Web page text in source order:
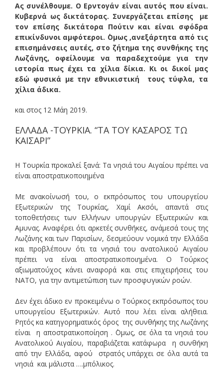
Ας συνέλθουμε. Ο Ερντογάν είναι αυτός που είναι.
Κυβερνά ως δικτάτορας. Συνεργάζεται επίσης με
τον επίσης δικτάτορα Πούτιν και είναι σφόδρα
επικίνδυνοι αμφότεροι. ΄Ομως ,ανεξάρτητα από τις
επισημάνσεις αυτές, στο ζήτημα της συνθήκης της
Λωζάνης, οφείλουμε να παραδεχτούμε για την
ιστορία πως έχει τα χίλια δίκια. Κι οι δικοί μας
εδώ φυσικά με την εθνικιστική τους τύφλα, τα
χίλια άδικα.
και στος 12 Μάη 2019.
ΕΛΛΑΔΑ -ΤΟΥΡΚΙΑ. “ΤΑ ΤΟΥ ΚΑΣΑΡΟΣ ΤΩ
ΚΑΙΣΑΡΙ”
Η Τουρκία προκαλεί ξανά: Τα νησιά του Αιγαίου πρέπει να
είναι αποστρατικοποιημένα
Με ανακοίνωσή του, ο εκπρόσωπος του υπουργείου
Εξωτερικών της Τουρκίας, Χαμί Ακσόι, απαντά στις
τοποθετήσεις των Ελλήνων υπουργών Εξωτερικών και
Αμυνας. Αναφέρει ότι αρκετές συνθήκες, ανάμεσά τους της
Λωζάνης και των Παρισίων, δεσμεύουν νομικά την Ελλάδα
και προβλέπουν ότι τα νησιά του ανατολικού Αιγαίου
πρέπει να είναι αποστρατικοποιημένα. Ο Τούρκος
αξιωματούχος κάνει αναφορά και στις επιχειρήσεις του
ΝΑΤΟ, για την αντιμετώπιση των προσφυγικών ροών.
Δεν έχει άδικο εν προκειμένω ο Τούρκος εκπρόσωπος του
υπουργείου Εξωτερικών. Αυτό που λέει είναι αλήθεια.
Ρητός κα κατηγορηματικός όρος της συνθήκης της Λωζάνης
είναι η αποστρατικοποίηση . ΄Ομως, σε όλα τα νησιά του
Ανατολικού Αιγαίου, παραβιάζεται κατάφωρα η συνθήκη
από την Ελλάδα, αφού στρατός υπάρχει σε όλα αυτά τα
νησιά και μάλιστα ….μπόλικος.